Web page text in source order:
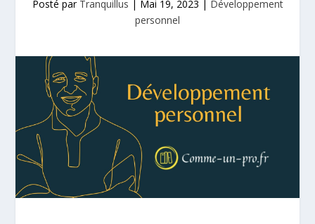
Posté par Tranquillus | Mai 19, 2023 | Développement
personnel